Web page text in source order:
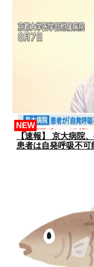
【速報】 京大病院
患者は自発呼吸不可
NEW